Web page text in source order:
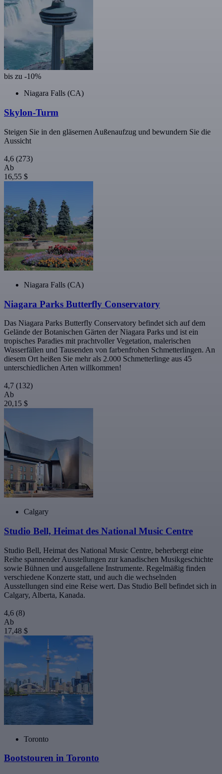
bis zu -10%
Niagara Falls (CA)
Skylon-Turm
Steigen Sie in den gläsernen Außenaufzug und bewundern Sie die
Aussicht
4,6 (273)
Ab
16,55 $
Niagara Falls (CA)
Niagara Parks Butterfly Conservatory
Das Niagara Parks Butterfly Conservatory befindet sich auf dem
Gelände der Botanischen Gärten der Niagara Parks und ist ein
tropisches Paradies mit prachtvoller Vegetation, malerischen
Wasserfällen und Tausenden von farbenfrohen Schmetterlingen. An
diesem Ort heißen Sie mehr als 2.000 Schmetterlinge aus 45
unterschiedlichen Arten willkommen!
4,7 (132)
Ab
20,15 $
Calgary
Studio Bell, Heimat des National Music Centre
Studio Bell, Heimat des National Music Centre, beherbergt eine
Reihe spannender Ausstellungen zur kanadischen Musikgeschichte
sowie Bühnen und ausgefallene Instrumente. Regelmäßig finden
verschiedene Konzerte statt, und auch die wechselnden
Ausstellungen sind eine Reise wert. Das Studio Bell befindet sich in
Calgary, Alberta, Kanada.
4,6 (8)
Ab
17,48 $
Toronto
Bootstouren in Toronto